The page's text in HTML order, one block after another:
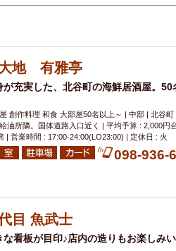
肉料理 模合 インスタ映え
忘年会コース レモンサワー 観光
間 4000円台コース
酒場 ノンアルコールビール ウ
大部屋40名 旭橋駅周辺 沖縄料
う パスタ 民謡・生演奏
ペット同伴 ビアガーデン
串揚げ バレンタイン 立ち飲み
地 有雅亭
が充実した、北谷町の海鮮居酒屋。
創作料理 和食 大部屋50名以上～ | 中部 | 北谷町
油所隣。国体道路入口近く | 平均予算 : 2,000円
| 営業時間 : 17:00-24:00(LO23:00) | 定休日 : 火
098-936-
目 魚武士
な看板が目印♪店内の造りもお楽しみ